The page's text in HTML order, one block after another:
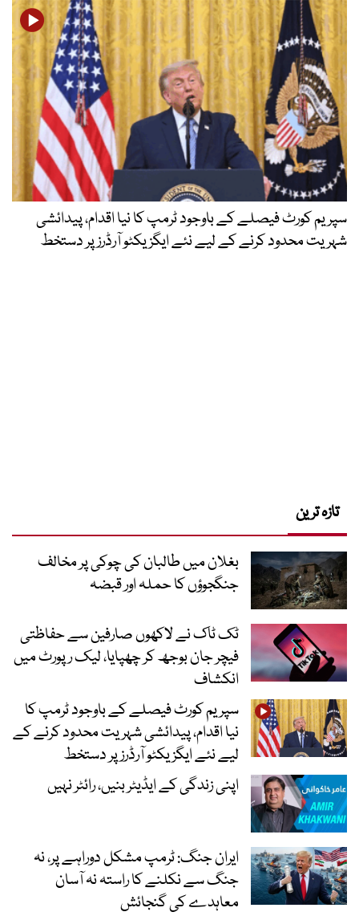
سپریم کورٹ فیصلے کے باوجود ٹرمپ کا نیا اقدام، پیدائشی
شہریت محدود کرنے کے لیے نئے ایگزیکٹو آرڈرز پر دستخط
تازہ ترین
بغلان میں طالبان کی چوکی پر مخالف
جنگجوؤں کا حملہ اور قبضہ
ٹک ٹاک نے لاکھوں صارفین سے حفاظتی
فیچر جان بوجھ کر چھپایا، لیک رپورٹ میں
انکشاف
سپریم کورٹ فیصلے کے باوجود ٹرمپ کا
نیا اقدام، پیدائشی شہریت محدود کرنے کے
لیے نئے ایگزیکٹو آرڈرز پر دستخط
اپنی زندگی کے ایڈیٹر بنیں، رائٹر نہیں
ایران جنگ: ٹرمپ مشکل دوراہے پر، نہ
جنگ سے نکلنے کا راستہ نہ آسان
معاہدے کی گنجائش